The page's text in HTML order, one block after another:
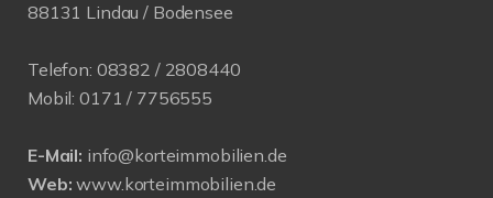
88131 Lindau / Bodensee
Telefon: 08382 / 2808440
Mobil: 0171 / 7756555
E-Mail: info@korteimmobilien.de
Web: www.korteimmobilien.de